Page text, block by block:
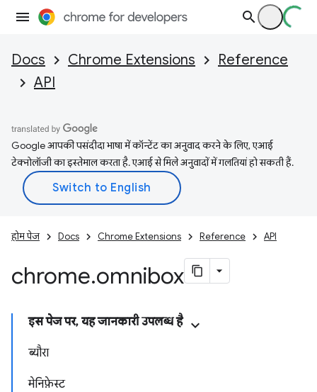
Docs Chrome Extensions
Reference
API
Google आपकी पसंदीदा भाषा में कॉन्टेंट का अनुवाद करने के लिए, एआई
टेक्नोलॉजी का इस्तेमाल करता है. एआई से मिले अनुवादों में गलतियां हो सकती हैं.
होम पेज Docs Chrome Extensions Reference API
chrome.omnibox
इस पेज पर, यह जानकारी उपलब्ध है
ब्यौरा
मेनिफ़ेस्ट